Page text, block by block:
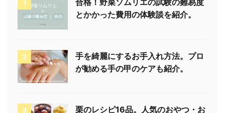
1
合格！野菜ソムリエの試験の難易度
とかかった費用の体験談を紹介。
2
手を綺麗にするお手入れ方法。プロ
が勧める手の甲のケアも紹介。
3
栗のレシピ16品。人気のおやつ・お